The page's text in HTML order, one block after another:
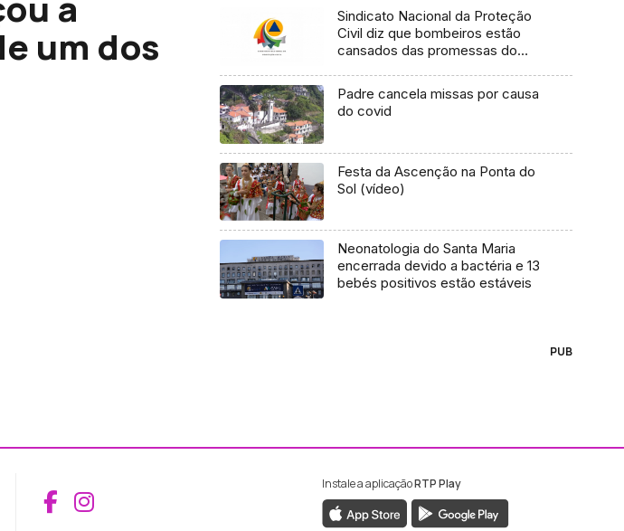
um dos
Sindicato Nacional da Proteção
Civil diz que bombeiros estão
cansados das promessas do
Padre cancela missas por causa
do covid
Festa da Ascenção na Ponta do
Sol (vídeo)
Neonatologia do Santa Maria
encerrada devido a bactéria e 13
bebés positivos estão estáveis
PUB
Aceder ao Facebook da RTP Madeira
Aceder ao Instagram da RTP Madeira
Instale a aplicaçãoRTP Play